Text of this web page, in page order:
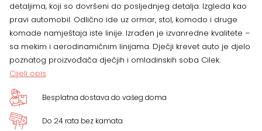
81
x
208
cm
količina
detaljima, koji so dovršeni do posljednjeg detalja. Izgleda kao
pravi automobil. Odlično ide uz ormar, stol, komodo i druge
komade namještaja iste linije. Izrađen je izvanredne kvalitete –
sa mekim i aerodinamičnim linijama. Dječji krevet auto je djelo
poznatog proizvođača dječjih i omladinskih soba Cilek.
Cijeli opis
Besplatna dostava do vašeg doma
Do 24 rata bez kamata